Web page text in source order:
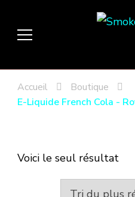
Accueil
Boutique
E-Liquide French Cola -
Voici le seul résultat